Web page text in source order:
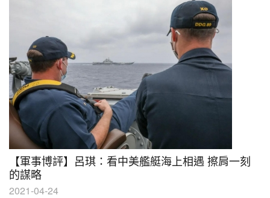
【軍事博評】呂琪：看中美艦艇海上相遇 擦肩一刻
的謀略
2021-04-24